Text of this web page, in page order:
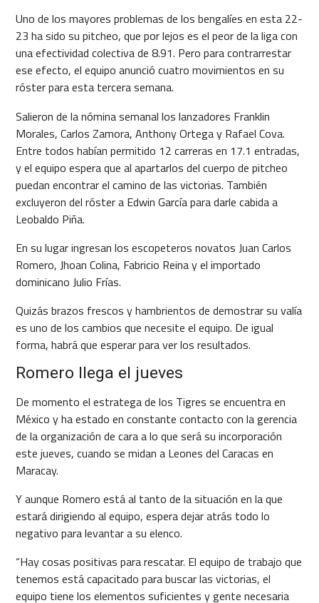
Uno de los mayores problemas de los bengalíes en esta 22-
23 ha sido su pitcheo, que por lejos es el peor de la liga con
una efectividad colectiva de 8.91. Pero para contrarrestar
ese efecto, el equipo anunció cuatro movimientos en su
róster para esta tercera semana.
Salieron de la nómina semanal los lanzadores Franklin
Morales, Carlos Zamora, Anthony Ortega y Rafael Cova.
Entre todos habían permitido 12 carreras en 17.1 entradas,
y el equipo espera que al apartarlos del cuerpo de pitcheo
puedan encontrar el camino de las victorias. También
excluyeron del róster a Edwin García para darle cabida a
Leobaldo Piña.
En su lugar ingresan los escopeteros novatos Juan Carlos
Romero, Jhoan Colina, Fabricio Reina y el importado
dominicano Julio Frías.
Quizás brazos frescos y hambrientos de demostrar su valía
es uno de los cambios que necesite el equipo. De igual
forma, habrá que esperar para ver los resultados.
Romero llega el jueves
De momento el estratega de los Tigres se encuentra en
México y ha estado en constante contacto con la gerencia
de la organización de cara a lo que será su incorporación
este jueves, cuando se midan a Leones del Caracas en
Maracay.
Y aunque Romero está al tanto de la situación en la que
estará dirigiendo al equipo, espera dejar atrás todo lo
negativo para levantar a su elenco.
“Hay cosas positivas para rescatar. El equipo de trabajo que
tenemos está capacitado para buscar las victorias, el
equipo tiene los elementos suficientes y gente necesaria